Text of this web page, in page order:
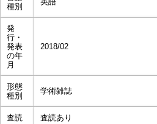
種別
発
行・
発表
の年
月
2018/02
形態
種別
学術雑誌
査読 査読あり